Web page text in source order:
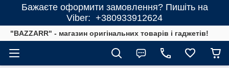
Бажаєте оформити замовлення? Пишіть на
Viber: +380933912624
"BAZZARR" - магазин оригінальних товарів і гаджетів!